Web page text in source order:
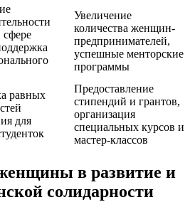
Увеличение
количества женщин-
предпринимателей,
успешные менторские
программы
равных
для
Предоставление
стипендий и грантов,
организация
специальных курсов и
мастер-классов
в развитие и
солидарности